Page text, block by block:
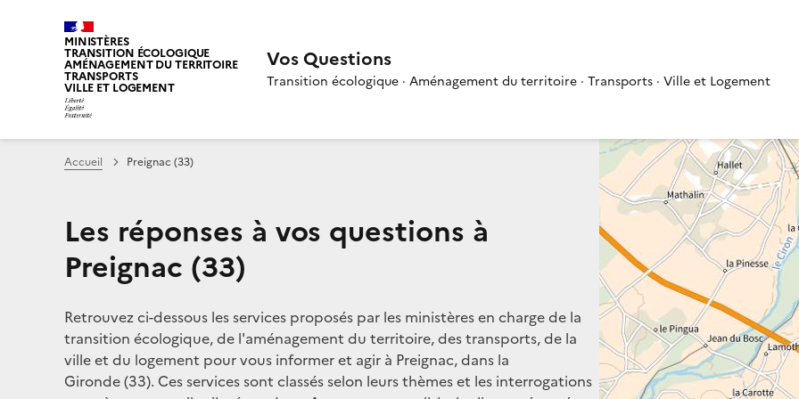
MINISTÈRES
TRANSITION ÉCOLOGIQUE
AMÉNAGEMENT DU TERRITOIRE
TRANSPORTS
VILLE ET LOGEMENT
Vos Questions
Transition écologique · Aménagement du territoire · Transports · Ville et Logement
Accueil Preignac (33)
Les réponses à vos questions à
Preignac (33)
Retrouvez ci-dessous les services proposés par les ministères en charge de la
transition écologique, de l'aménagement du territoire, des transports, de la
ville et du logement pour vous informer et agir à Preignac, dans la
Gironde (33). Ces services sont classés selon leurs thèmes et les interrogations